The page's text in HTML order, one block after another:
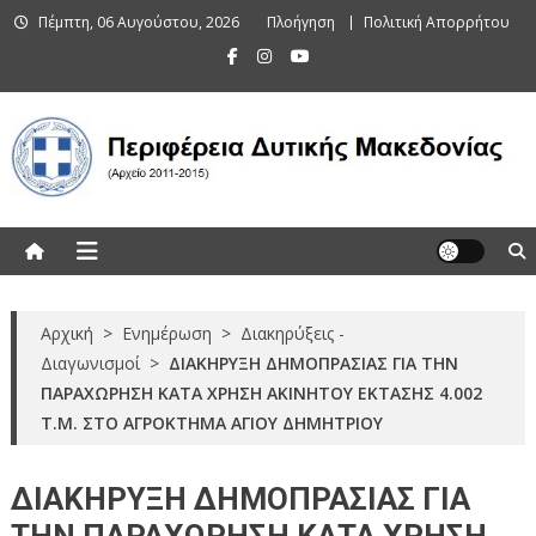
Skip Πέμπτη, 06 Αυγούστου, 2026 Πλοήγηση Πολιτική Απορρήτου
Αρχική > Ενημέρωση > Διακηρύξεις -
Διαγωνισμοί > ΔΙΑΚΗΡΥΞΗ ΔΗΜΟΠΡΑΣΙΑΣ ΓΙΑ ΤΗΝ
ΠΑΡΑΧΩΡΗΣΗ ΚΑΤΑ ΧΡΗΣΗ ΑΚΙΝΗΤΟΥ ΕΚΤΑΣΗΣ 4.002
Τ.Μ. ΣΤΟ ΑΓΡΟΚΤΗΜΑ ΑΓΙΟΥ ΔΗΜΗΤΡΙΟΥ
ΔΙΑΚΗΡΥΞΗ ΔΗΜΟΠΡΑΣΙΑΣ ΓΙΑ